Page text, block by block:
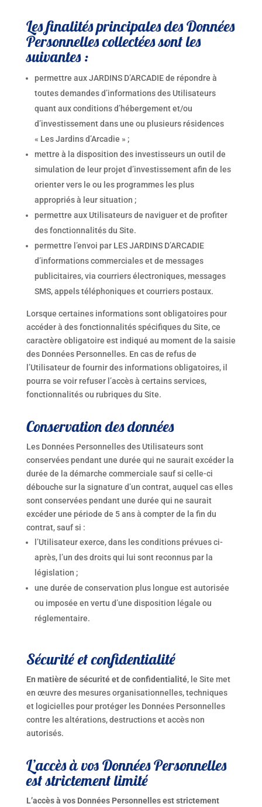
Les finalités principales des Données
Personnelles collectées sont les
suivantes :
permettre aux JARDINS D’ARCADIE de répondre à
toutes demandes d’informations des Utilisateurs
quant aux conditions d’hébergement et/ou
d’investissement dans une ou plusieurs résidences
« Les Jardins d’Arcadie » ;
mettre à la disposition des investisseurs un outil de
simulation de leur projet d’investissement afin de les
orienter vers le ou les programmes les plus
appropriés à leur situation ;
permettre aux Utilisateurs de naviguer et de profiter
des fonctionnalités du Site.
permettre l’envoi par LES JARDINS D’ARCADIE
d’informations commerciales et de messages
publicitaires, via courriers électroniques, messages
SMS, appels téléphoniques et courriers postaux.
Lorsque certaines informations sont obligatoires pour
accéder à des fonctionnalités spécifiques du Site, ce
caractère obligatoire est indiqué au moment de la saisie
des Données Personnelles. En cas de refus de
l’Utilisateur de fournir des informations obligatoires, il
pourra se voir refuser l’accès à certains services,
fonctionnalités ou rubriques du Site.
Conservation des données
Les Données Personnelles des Utilisateurs sont
conservées pendant une durée qui ne saurait excéder la
durée de la démarche commerciale sauf si celle-ci
débouche sur la signature d’un contrat, auquel cas elles
sont conservées pendant une durée qui ne saurait
excéder une période de 5 ans à compter de la fin du
contrat, sauf si :
l’Utilisateur exerce, dans les conditions prévues ci-
après, l’un des droits qui lui sont reconnus par la
législation ;
une durée de conservation plus longue est autorisée
ou imposée en vertu d’une disposition légale ou
réglementaire.
Sécurité et confidentialité
En matière de sécurité et de confidentialité, le Site met
en œuvre des mesures organisationnelles, techniques
et logicielles pour protéger les Données Personnelles
contre les altérations, destructions et accès non
autorisés.
L’accès à vos Données Personnelles
est strictement limité
L’accès à vos Données Personnelles est strictement